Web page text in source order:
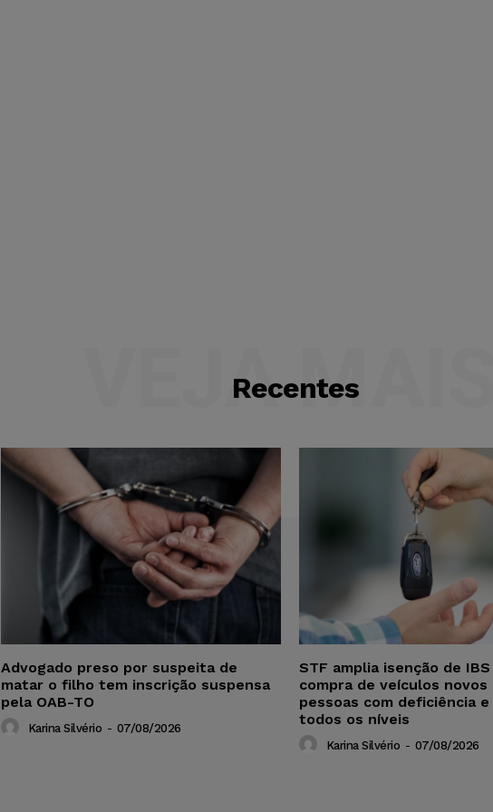
Recentes
VEJA
Advogado preso por suspeita de
matar o filho tem inscrição suspensa
pela OAB-TO
Karina Silvério - 07/08/2026
STF amplia isenção de
compra de veículos novos
pessoas com deficiência
todos os níveis
Karina Silvério - 07/08/2026